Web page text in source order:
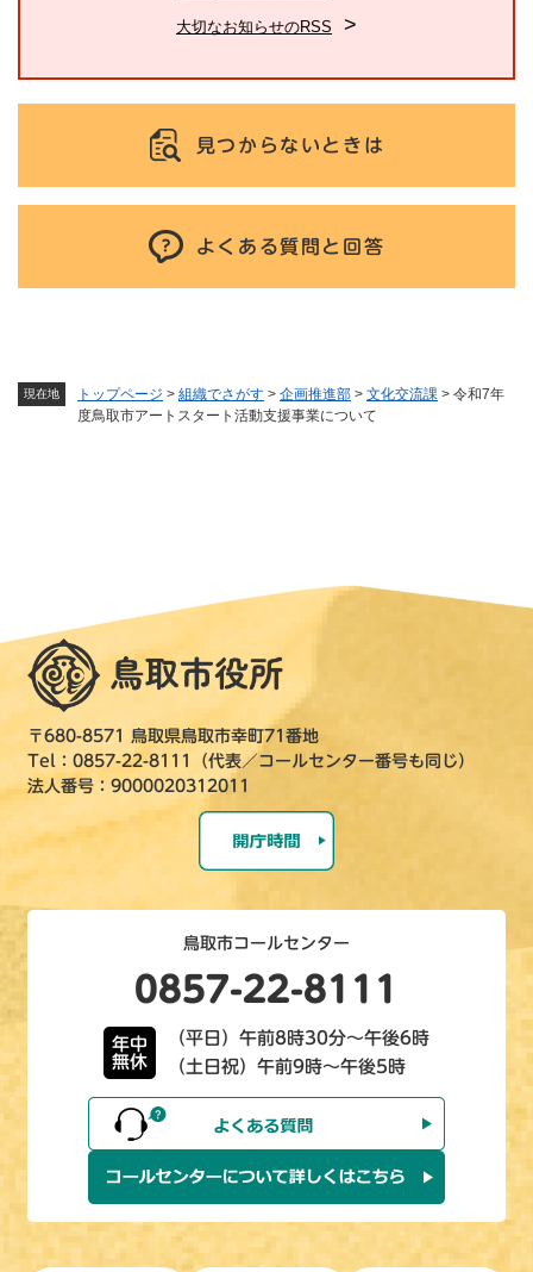
現在地 トップページ > 組織でさがす > 企画推進部 > 文化交流課 > 令和7年
度鳥取市アートスタート活動支援事業について
大切なお知らせのRSS
見つからないときは
よくある質問と回答
〒680-8571 鳥取県鳥取市幸町71番地
Tel：0857-22-8111（代表／コールセンター番号も同じ）
法人番号：9000020312011
鳥取市コールセンター
0857-22-8111
年中
無休
（平日）午前8時30分～午後6時
（土日祝）午前9時～午後5時